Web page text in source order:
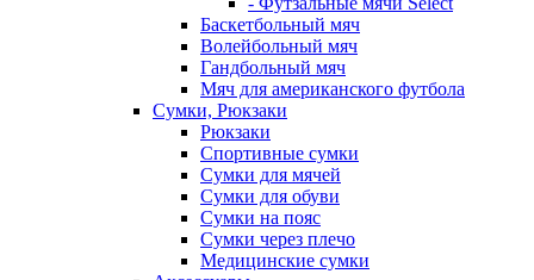
Баскетбольный мяч
Волейбольный мяч
Гандбольный мяч
Мяч для американского футбола
Сумки, Рюкзаки
Рюкзаки
Спортивные сумки
Сумки для мячей
Сумки для обуви
Сумки на пояс
Сумки через плечо
Медицинские сумки